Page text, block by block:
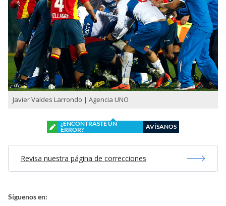
Javier Valdes Larrondo | Agencia UNO
¿ENCONTRASTE UN
ERROR?
AVÍSANOS
Revisa nuestra página de correcciones
Síguenos en: